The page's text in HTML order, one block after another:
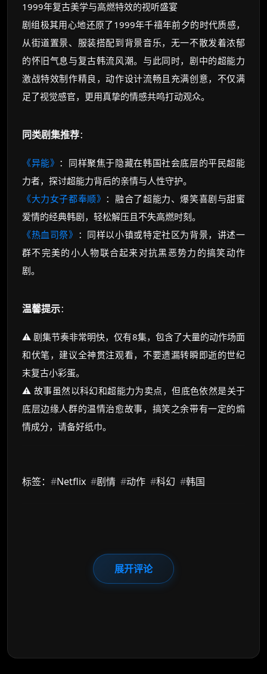
1999年复古美学与高燃特效的视听盛宴
剧组极其用心地还原了1999年千禧年前夕的时代质感，
从街道置景、服装搭配到背景音乐，无一不散发着浓郁
的怀旧气息与复古韩流风潮。与此同时，剧中的超能力
激战特效制作精良，动作设计流畅且充满创意，不仅满
足了视觉感官，更用真挚的情感共鸣打动观众。
同类剧集推荐：
《异能》 ：同样聚焦于隐藏在韩国社会底层的平民超能
力者，探讨超能力背后的亲情与人性守护。
《大力女子都奉顺》 ：融合了超能力、爆笑喜剧与甜蜜
爱情的经典韩剧，轻松解压且不失高燃时刻。
《热血司祭》 ：同样以小镇或特定社区为背景，讲述一
群不完美的小人物联合起来对抗黑恶势力的搞笑动作
剧。
温馨提示：
⚠️ 剧集节奏非常明快，仅有8集，包含了大量的动作场面
和伏笔，建议全神贯注观看，不要遗漏转瞬即逝的世纪
末复古小彩蛋。
⚠️ 故事虽然以科幻和超能力为卖点，但底色依然是关于
底层边缘人群的温情治愈故事，搞笑之余带有一定的煽
情成分，请备好纸巾。
标签： #Netflix #剧情 #动作 #科幻 #韩国
展开评论